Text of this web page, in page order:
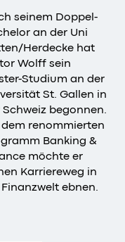
seinem Doppel-
an der Uni
Herdecke hat
Wolff sein
Studium an der
St. Gallen in
Schweiz begonnen.
dem renommierten
Banking &
möchte er
Karriereweg in
ebnen.